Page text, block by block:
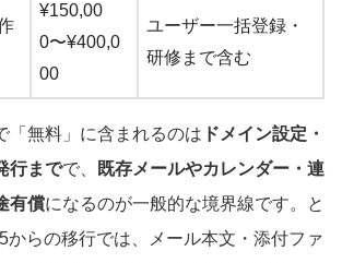
¥150,00
0〜¥400,0
00
ユーザー一括登録・
研修まで含む
「無料」に含まれるのは ドメイン設定・
行までで、 既存メールやカレンダー・連
有償になるのが一般的な境界線です。と
からの移行では、メール本文・添付ファ